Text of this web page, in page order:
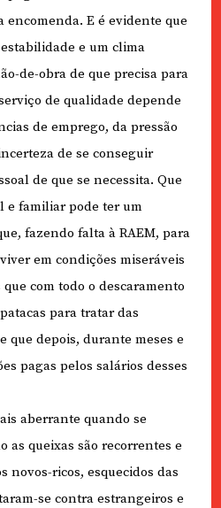
encomenda. E é evidente que
e um clima
de-obra de que precisa para
de qualidade depende
de emprego, da pressão
de se conseguir
de que se necessita. Que
e familiar pode ter um
fazendo falta à RAEM, para
em condições miseráveis
com todo o descaramento
para tratar das
que depois, durante meses e
pagas pelos salários desses
aberrante quando se
as queixas são recorrentes e
novos-ricos, esquecidos das
se contra estrangeiros e